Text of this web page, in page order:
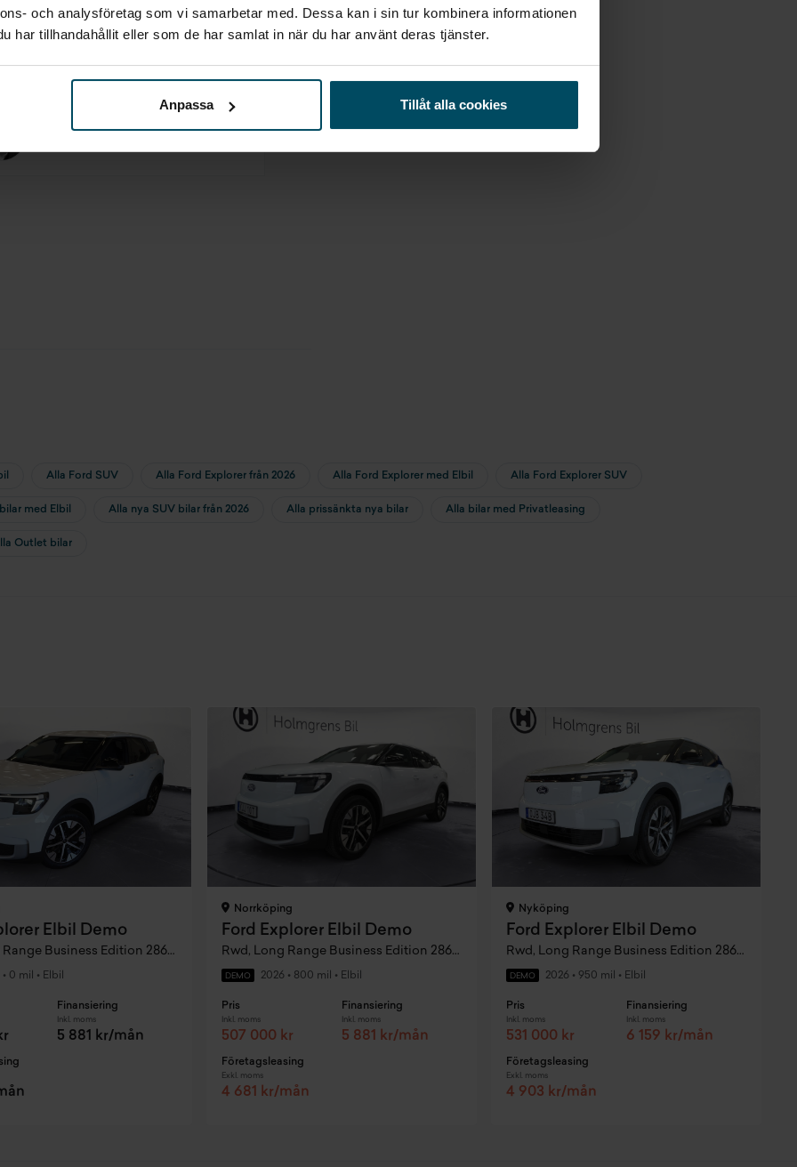
och analysföretag som vi samarbetar med. Dessa kan i sin tur kombinera informationen
har tillhandahållit eller som de har samlat in när du har använt deras tjänster.
Anpassa Tillåt alla cookies
till 185 kw dc-snabbladdning (rwd) - nmc
Torbjörn Wenebro
Säljare Transportbilar
Alla Ford SUV Alla Ford Explorer från 2026 Alla Ford Explorer med Elbil Alla Ford Explorer SUV
med Elbil Alla nya SUV bilar från 2026 Alla prissänkta nya bilar Alla bilar med Privatleasing
Outlet bilar
Elbil Demo
Rwd, Long Range Business Edition 286 hk 602km
• 0 mil • Elbil
Finansiering
Inkl. moms
5 881 kr/mån
Norrköping
Ford Explorer Elbil Demo
Rwd, Long Range Business Edition 286 hk 602km
DEMO 2026 • 800 mil • Elbil
Pris
Inkl. moms
507 000 kr
Finansiering
Inkl. moms
5 881 kr/mån
Företagsleasing
Exkl. moms
4 681 kr/mån
Nyköping
Ford Explorer Elbil Demo
Rwd, Long Range Business Edition 286 hk 602km
DEMO 2026 • 950 mil • Elbil
Pris
Inkl. moms
531 000 kr
Finansiering
Inkl. moms
6 159 kr/mån
Företagsleasing
Exkl. moms
4 903 kr/mån